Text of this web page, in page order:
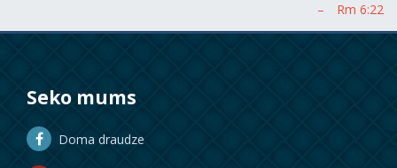
Seko mums
Doma draudze